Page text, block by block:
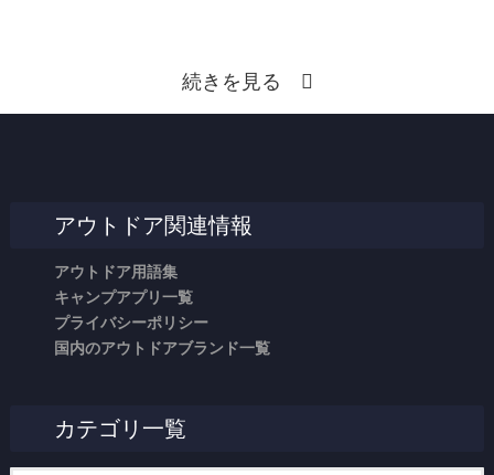
続きを見る
アウトドア関連情報
アウトドア用語集
キャンプアプリ一覧
プライバシーポリシー
国内のアウトドアブランド一覧
カテゴリ一覧